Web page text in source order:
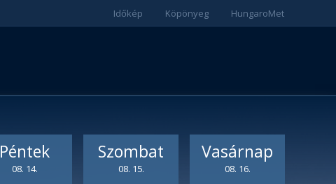
HungaroMet
Köpönyeg
Időkép
Péntek
08. 14.
Szombat
08. 15.
Vasárnap
08. 16.